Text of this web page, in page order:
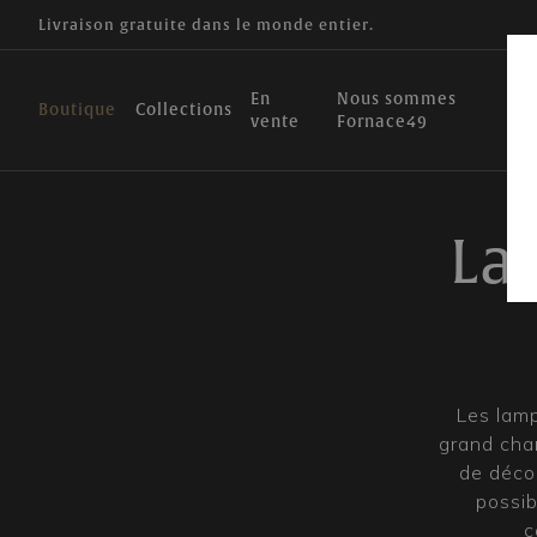
Livraison gratuite dans le monde entier.
Boutique Collections
En
vente
Nous sommes
Fornace49
Les
grand
de